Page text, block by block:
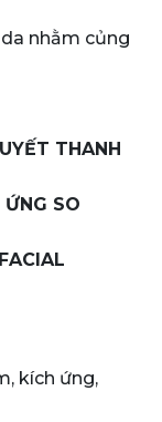
nhằm củng
THANH
SO
kích ứng,